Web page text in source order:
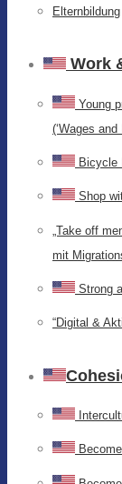
Elternbildung
Work
Young
(‘Wages and
Bicycle
Shop
„Take off
mit
Strong
“Digital &